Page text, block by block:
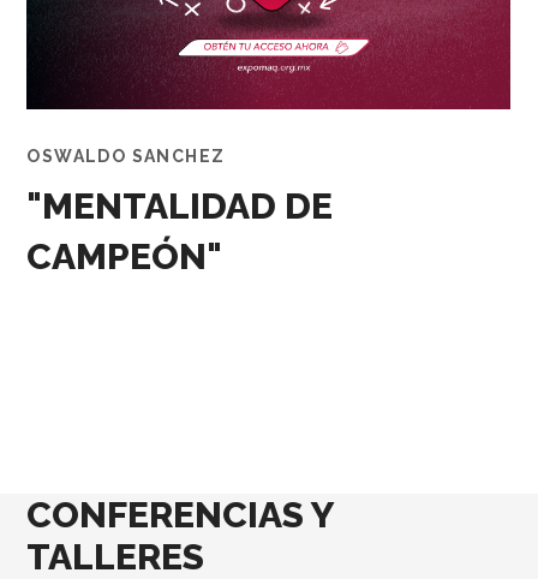
OSWALDO SANCHEZ
"MENTALIDAD DE
CAMPEÓN"
CONFERENCIAS Y
TALLERES